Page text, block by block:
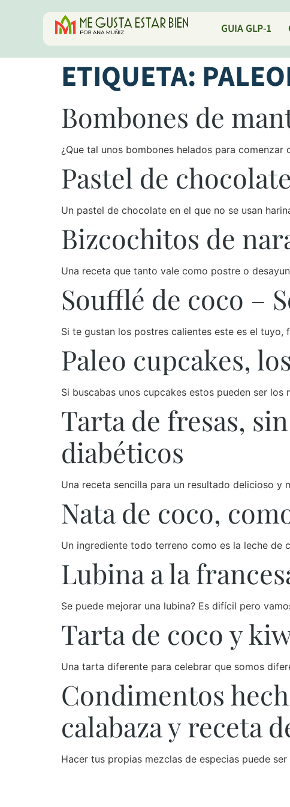
GUIA GLP-1
ETIQUETA:
Bombones de
¿Que tal unos bombones helados para comenzar
Pastel de
Un pastel de chocolate en el que no se usan
Bizcochitos de
Una receta que tanto vale como postre o
Soufflé de coco –
Si te gustan los postres calientes este es el
Paleo cupcakes,
Si buscabas unos cupcakes estos pueden ser
Tarta de fresas,
diabéticos
Una receta sencilla para un resultado delicioso y
Nata de coco,
Un ingrediente todo terreno como es la leche de
Lubina a la
Se puede mejorar una lubina? Es difícil pero
Tarta de coco y
Una tarta diferente para celebrar que somos
Condimentos
calabaza y receta
Hacer tus propias mezclas de especias puede